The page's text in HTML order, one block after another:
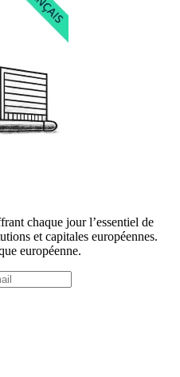
chaque jour l’essentiel de
et capitales européennes.
européenne.